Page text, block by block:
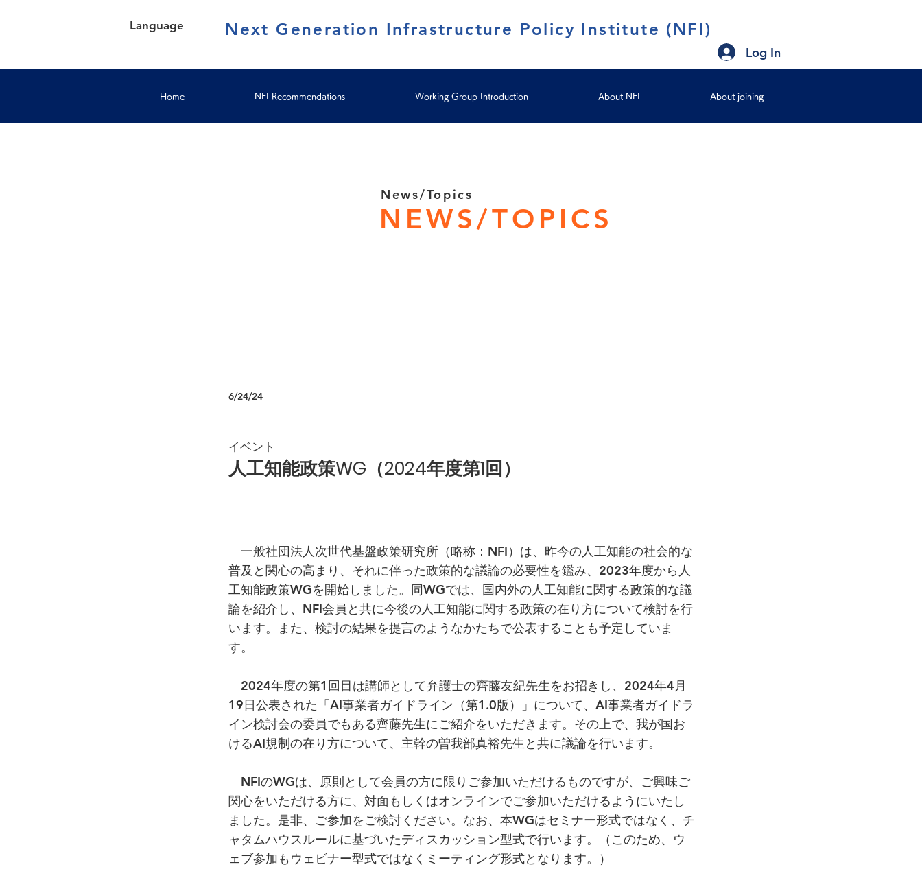
Next Generation Infrastructure Policy Institute (NFI)
Language
Log In
Home NFI Recommendations Working Group Introduction About NFI About joining
News/Topics
NEWS/TOPICS
6/24/24
イベント
人工知能政策WG（2024年度第1回）
一般社団法人次世代基盤政策研究所（略称：NFI）は、昨今の人工知能の社会的な
普及と関心の高まり、それに伴った政策的な議論の必要性を鑑み、2023年度から人
工知能政策WGを開始しました。同WGでは、国内外の人工知能に関する政策的な議
論を紹介し、NFI会員と共に今後の人工知能に関する政策の在り方について検討を行
います。また、検討の結果を提言のようなかたちで公表することも予定していま
す。
2024年度の第1回目は講師として弁護士の齊藤友紀先生をお招きし、2024年4月
19日公表された「AI事業者ガイドライン（第1.0版）」について、AI事業者ガイドラ
イン検討会の委員でもある齊藤先生にご紹介をいただきます。その上で、我が国お
けるAI規制の在り方について、主幹の曽我部真裕先生と共に議論を行います。
NFIのWGは、原則として会員の方に限りご参加いただけるものですが、ご興味ご
関心をいただける方に、対面もしくはオンラインでご参加いただけるようにいたし
ました。是非、ご参加をご検討ください。なお、本WGはセミナー形式ではなく、チ
ャタムハウスルールに基づいたディスカッション型式で行います。（このため、ウ
ェブ参加もウェビナー型式ではなくミーティング形式となります。）